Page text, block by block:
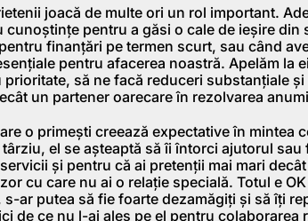
joacă de multe ori un rol important.
cunoștințe pentru a găsi o cale de ieșire din
finanțări pe termen scurt, sau când
pentru afacerea noastră. Apelăm la
să ne facă reduceri substanțiale
un partener oarecare în rezolvarea
o primești creează expectative în mintea
el se așteaptă să îi întorci ajutorul sau
și pentru că ai pretenții mai mari
cu care nu ai o relație specială. Totul e
ar putea să fie foarte dezamăgiți și să îți
de ce nu l-ai ales pe el pentru colaborarea